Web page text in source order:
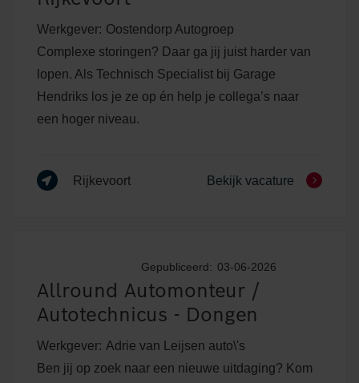
Werkgever: Oostendorp Autogroep
Complexe storingen? Daar ga jij juist harder van
lopen. Als Technisch Specialist bij Garage
Hendriks los je ze op én help je collega’s naar
een hoger niveau.
Rijkevoort Bekijk vacature
Gepubliceerd: 03-06-2026
Allround Automonteur /
Autotechnicus - Dongen
Werkgever: Adrie van Leijsen auto\'s
Ben jij op zoek naar een nieuwe uitdaging? Kom